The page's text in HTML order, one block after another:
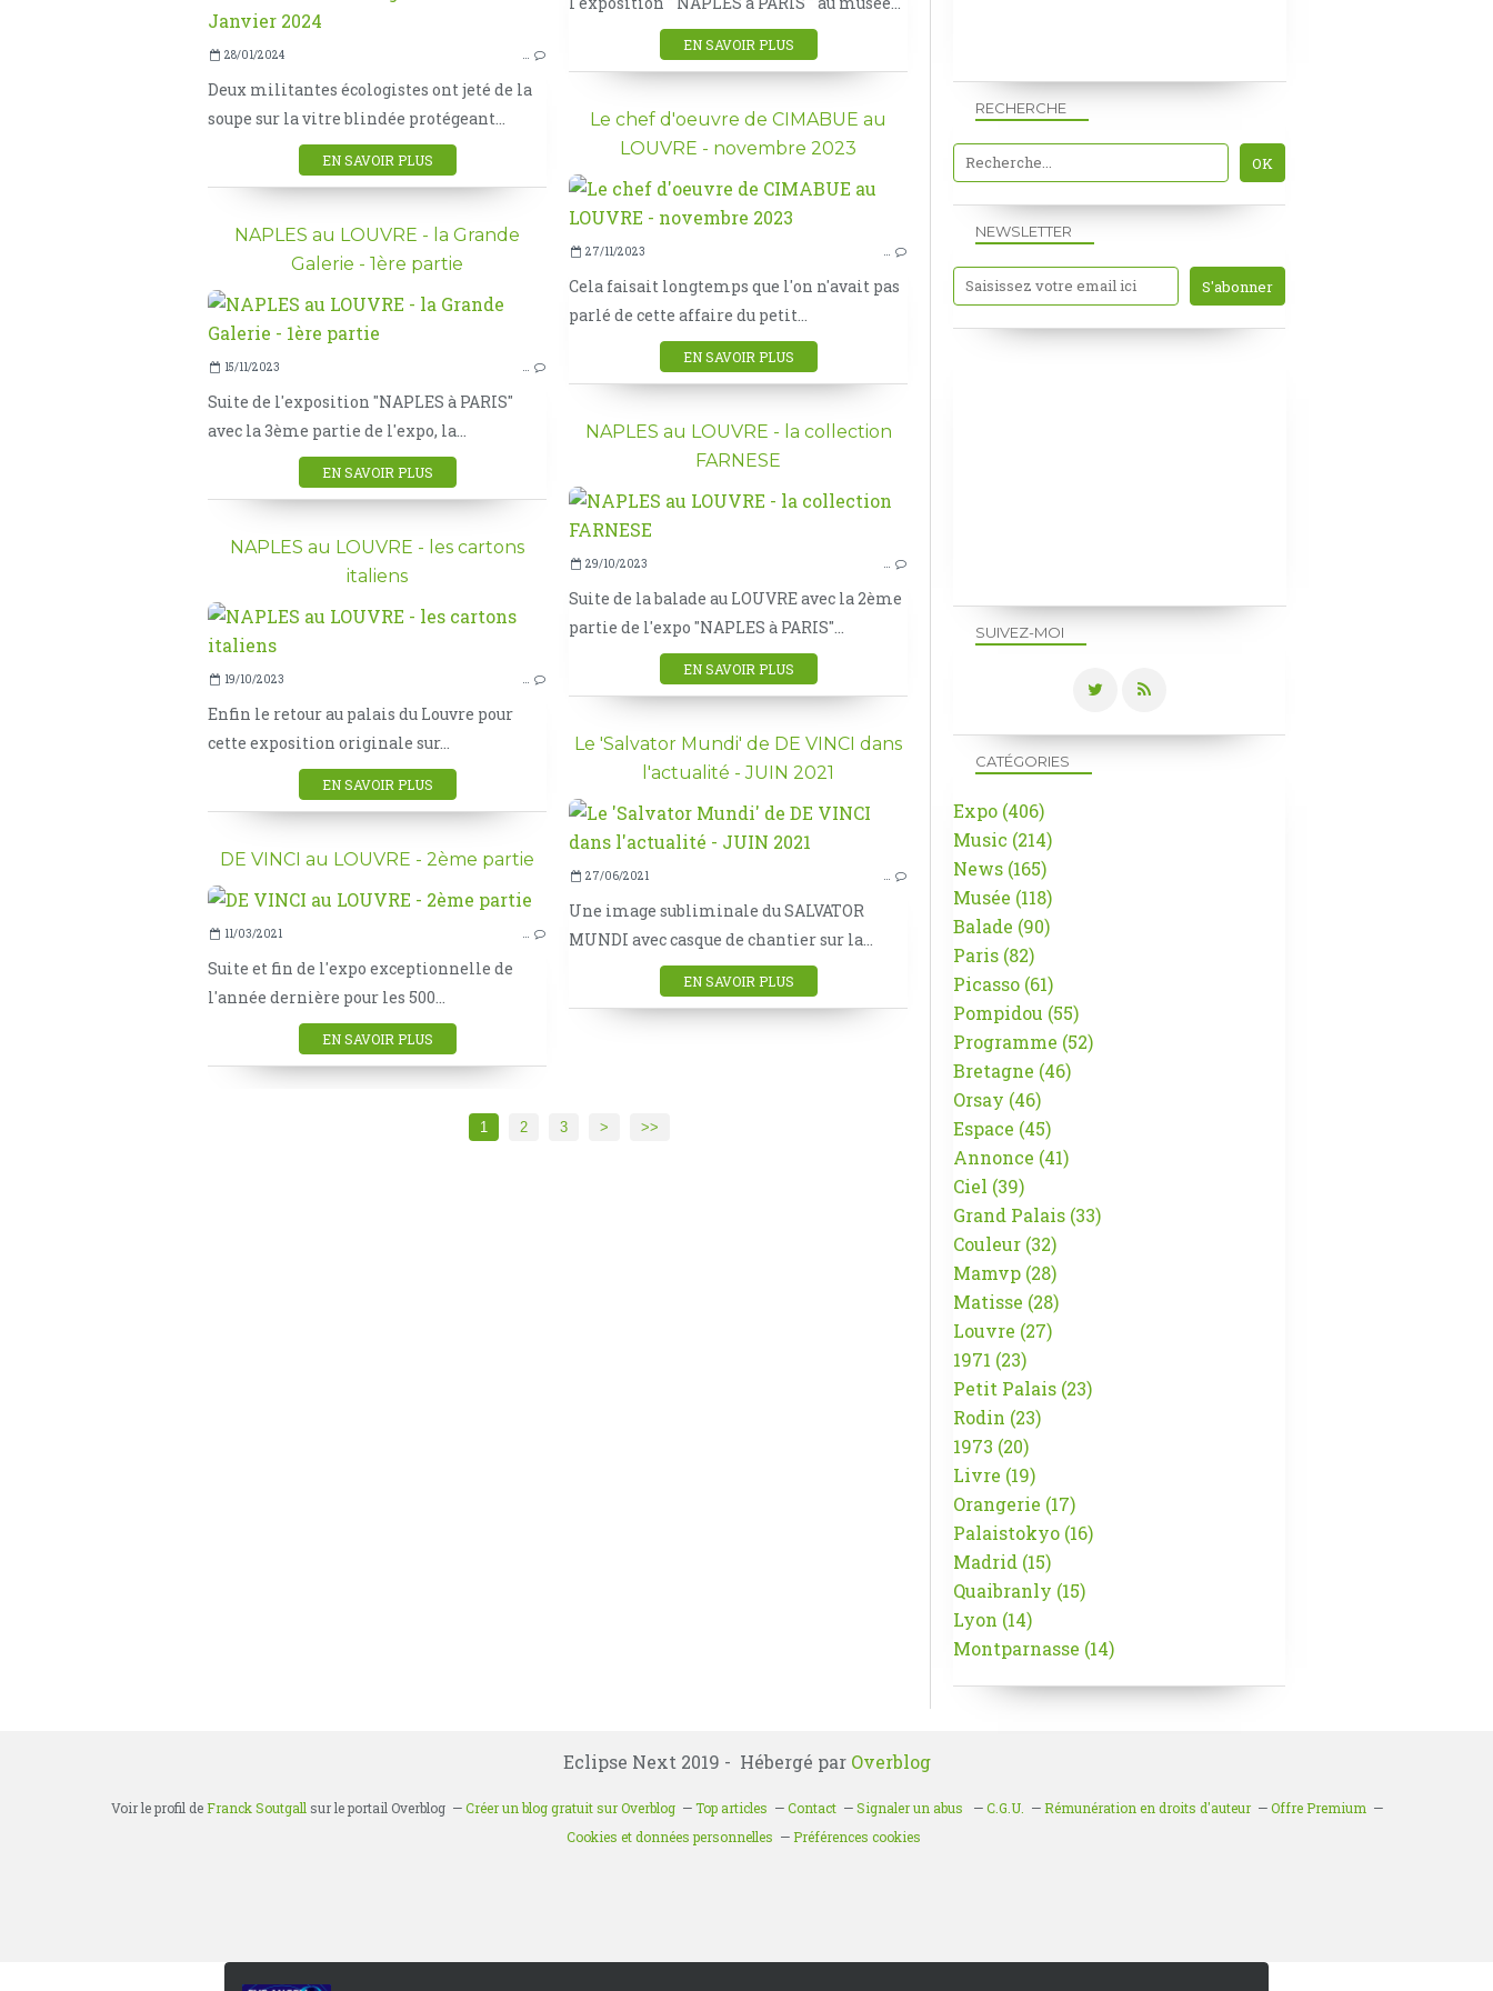
EN SAVOIR PLUS
28/01/2024 …
Deux militantes écologistes ont jeté de la
soupe sur la vitre blindée protégeant...
EN SAVOIR PLUS
Le chef d'oeuvre de CIMABUE au
LOUVRE - novembre 2023
27/11/2023 …
Cela faisait longtemps que l'on n'avait pas
parlé de cette affaire du petit...
EN SAVOIR PLUS
NAPLES au LOUVRE - la Grande
Galerie - 1ère partie
LOUVRE
EXPO
ITALIE
15/11/2023 …
Suite de l'exposition "NAPLES à PARIS"
avec la 3ème partie de l'expo, la...
EN SAVOIR PLUS
NAPLES au LOUVRE - la collection
FARNESE
29/10/2023 …
Suite de la balade au LOUVRE avec la 2ème
partie de l'expo "NAPLES à PARIS"...
EN SAVOIR PLUS
NAPLES au LOUVRE - les cartons
italiens
LOUVRE
EXPO
ITALIE
19/10/2023 …
Enfin le retour au palais du Louvre pour
cette exposition originale sur...
EN SAVOIR PLUS
Le 'Salvator Mundi' de DE VINCI dans
l'actualité - JUIN 2021
27/06/2021 …
Une image subliminale du SALVATOR
MUNDI avec casque de chantier sur la...
EN SAVOIR PLUS
DE VINCI au LOUVRE - 2ème partie
VINCI
LOUVRE
EXPO
11/03/2021 …
Suite et fin de l'expo exceptionnelle de
l'année dernière pour les 500...
EN SAVOIR PLUS
1 2 3 > >>
NEWSLETTER
SUIVEZ-MOI
RECHERCHE
CATÉGORIES
Expo (406)
Music (214)
News (165)
Musée (118)
Balade (90)
Paris (82)
Picasso (61)
Pompidou (55)
Programme (52)
Bretagne (46)
Orsay (46)
Espace (45)
Annonce (41)
Ciel (39)
Grand Palais (33)
Couleur (32)
Mamvp (28)
Matisse (28)
Louvre (27)
1971 (23)
Petit Palais (23)
Rodin (23)
1973 (20)
Livre (19)
Orangerie (17)
Palaistokyo (16)
Madrid (15)
Quaibranly (15)
Lyon (14)
Montparnasse (14)
Eclipse Next 2019 - Hébergé par Overblog
Voir le profil deFranck Soutgall sur le portail Overblog Créer un blog gratuit sur Overblog Top articles Contact Signaler un abus C.G.U. Rémunération en droits d'auteur
Offre Premium
Cookies et données personnelles
Préférences cookies